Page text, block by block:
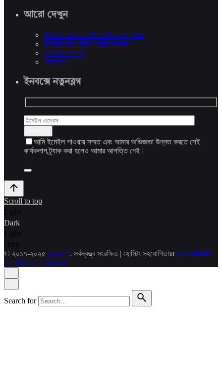
আরো দেখুন
কিভাবে সেরা ডোমেইন নেইম বেছে নিবেন
কিভাবে সেরা হোস্টিং বাছাই করবেন
আমাদের সম্পর্কে
যোগাযোগ
ইনবক্সে নতুনব্লগ
আমি ইমেইল পাওয়ায় সম্মত এবং আমার অভিজ্ঞতা উন্নত করতে সেই
কার্যকলাপ ট্র্যাক করা হলেও আমার আপত্তি নেই।
Scroll to top
Light
Dark
Light
Dark
© ২০১৭-২০২৫ নতুনব্লগ. সর্বস্বত্ত্ব সংরক্ষিত | হোস্টিং সহযোগিতায়ঃ XEONBD
গোপনীয়তা এবং নীতিমালা
Search for